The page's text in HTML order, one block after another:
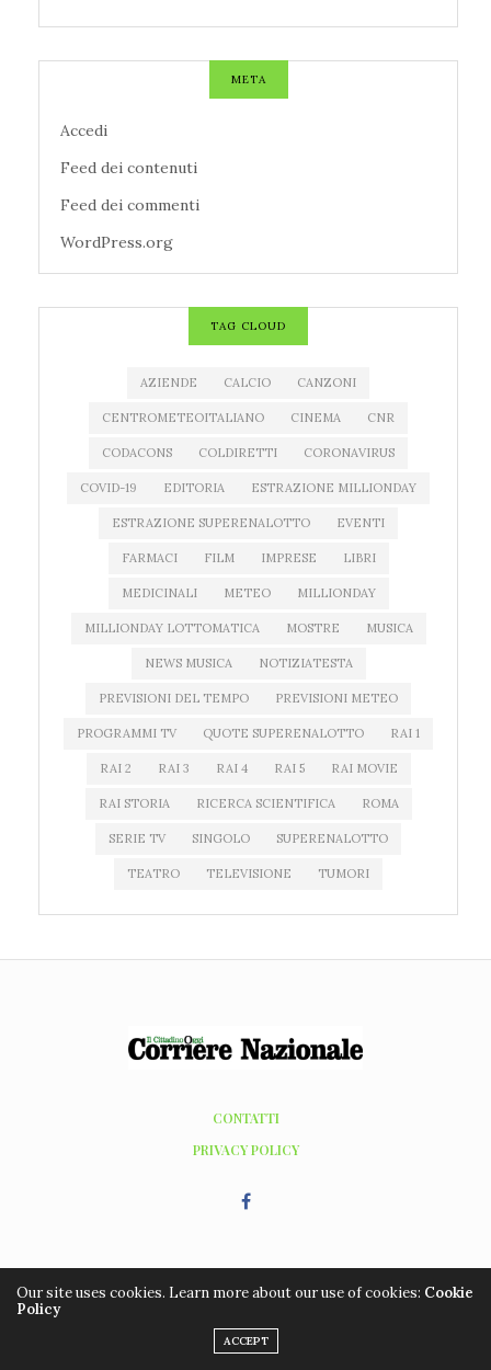
META
Accedi
Feed dei contenuti
Feed dei commenti
WordPress.org
TAG CLOUD
AZIENDE CALCIO CANZONI
CENTROMETEOITALIANO CINEMA CNR
CODACONS COLDIRETTI CORONAVIRUS
COVID-19 EDITORIA ESTRAZIONE MILLIONDAY
ESTRAZIONE SUPERENALOTTO EVENTI
FARMACI FILM IMPRESE LIBRI
MEDICINALI METEO MILLIONDAY
MILLIONDAY LOTTOMATICA MOSTRE MUSICA
NEWS MUSICA NOTIZIATESTA
PREVISIONI DEL TEMPO PREVISIONI METEO
PROGRAMMI TV QUOTE SUPERENALOTTO RAI 1
RAI 2 RAI 3 RAI 4 RAI 5 RAI MOVIE
RAI STORIA RICERCA SCIENTIFICA ROMA
SERIE TV SINGOLO SUPERENALOTTO
TEATRO TELEVISIONE TUMORI
CONTATTI
PRIVACY POLICY
WordPress by
managedserver.it
Our site uses cookies. Learn more about our use of cookies: Cookie
Policy
ACCEPT